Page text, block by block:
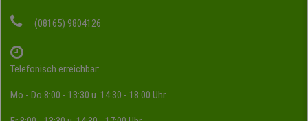
(08165) 9804126
Telefonisch erreichbar:
Mo - Do 8:00 - 13:30 u. 14:30 - 18:00 Uhr